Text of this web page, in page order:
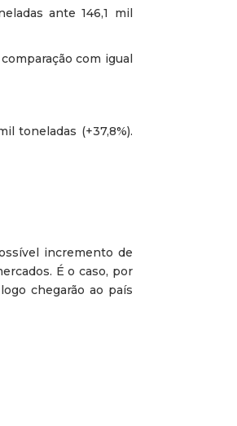
ante 146,1 mil
com igual
toneladas (+37,8%).
incremento de
É o caso, por
chegarão ao país